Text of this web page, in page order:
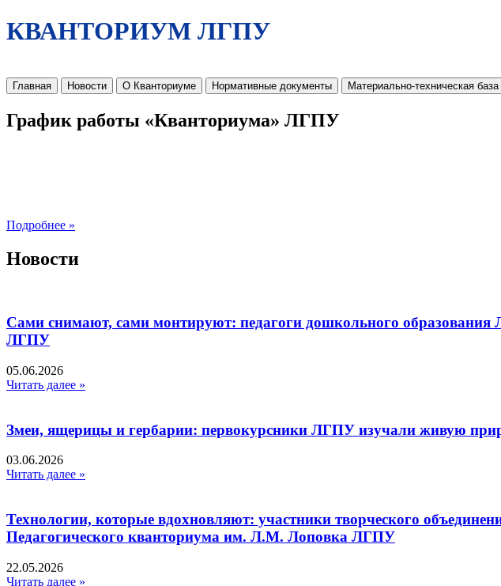
КВАНТОРИУМ ЛГПУ
Главная Новости О Кванториуме Нормативные документы Материально-техническая база
График работы «Кванториума» ЛГПУ
Подробнее »
Новости
Сами снимают, сами монтируют: педагоги дошкольного
ЛГПУ​
05.06.2026
Читать далее »
Змеи, ящерицы и гербарии: первокурсники ЛГПУ изучали живую
03.06.2026
Читать далее »
Технологии, которые вдохновляют: участники творческого
Педагогического кванториума им. Л.М. Лоповка ЛГПУ
22.05.2026
Читать далее »